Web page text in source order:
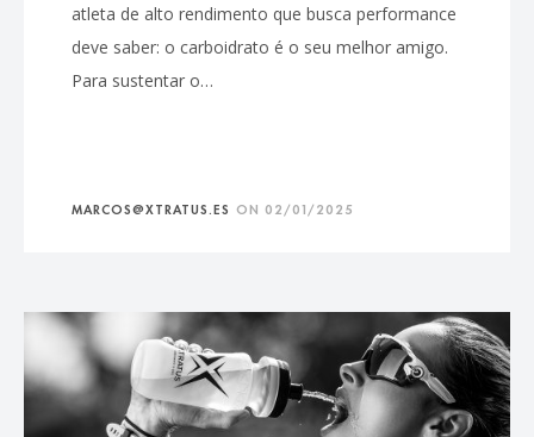
atleta de alto rendimento que busca performance
deve saber: o carboidrato é o seu melhor amigo.
Para sustentar o…
MARCOS@XTRATUS.ES ON 02/01/2025